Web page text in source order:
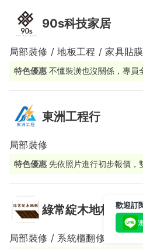
90s科技家居
局部裝修 / 地板工程 / 家具貼膜
特色優惠 不懂裝潢也沒關係，專員
東洲工程行
局部裝修
特色優惠 先依照片進行初步報價，
綠常綻木地板
局部裝修 / 系統櫃翻修 / 地板工